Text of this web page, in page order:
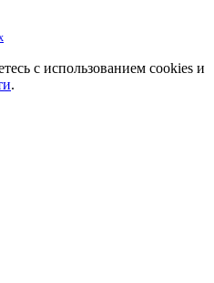
с использованием cookies и
.